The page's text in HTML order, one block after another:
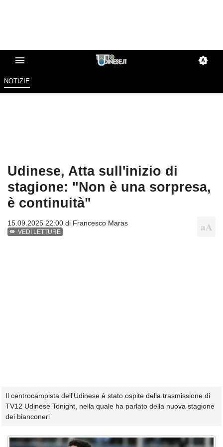
NOTIZIE
Udinese, Atta sull'inizio di
stagione: "Non è una sorpresa,
è continuità"
15.09.2025 22:00 di Francesco Maras
VEDI LETTURE
Il centrocampista dell'Udinese è stato ospite della trasmissione di
TV12 Udinese Tonight, nella quale ha parlato della nuova stagione
dei bianconeri